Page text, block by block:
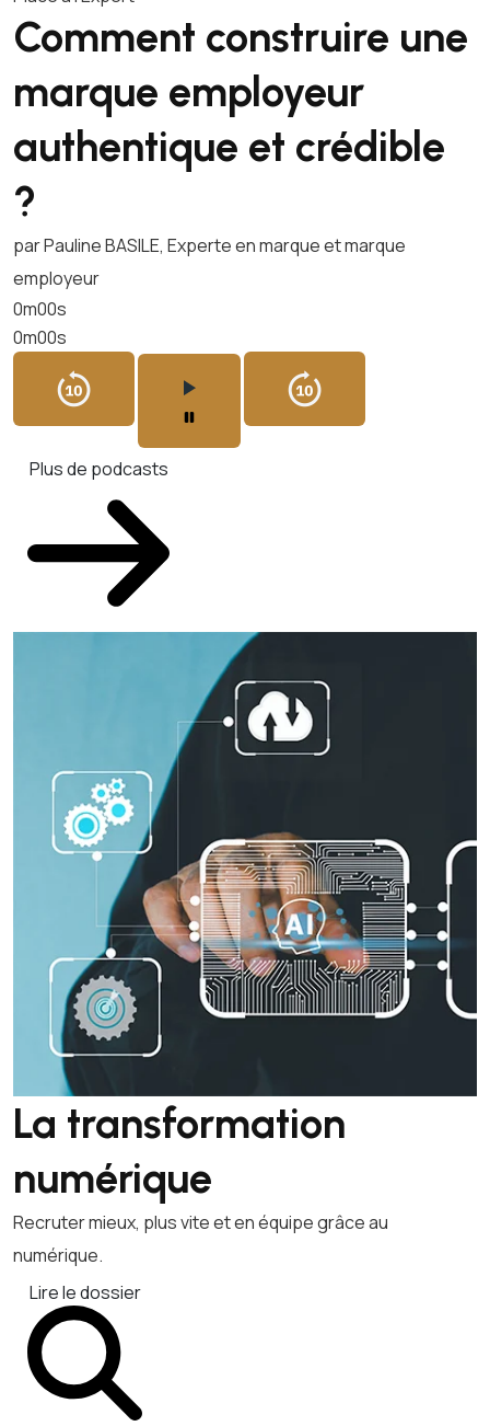
Comment construire une
marque employeur
authentique et crédible
?
par Pauline BASILE, Experte en marque et marque
employeur
0m00s
0m00s
Plus de podcasts
La transformation
numérique
Recruter mieux, plus vite et en équipe grâce au
numérique.
Lire le dossier